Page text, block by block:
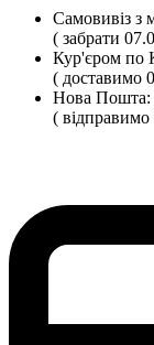
Самовивіз з
( забрати
Кур'єром по
( доставимо
Нова Пошта:
(